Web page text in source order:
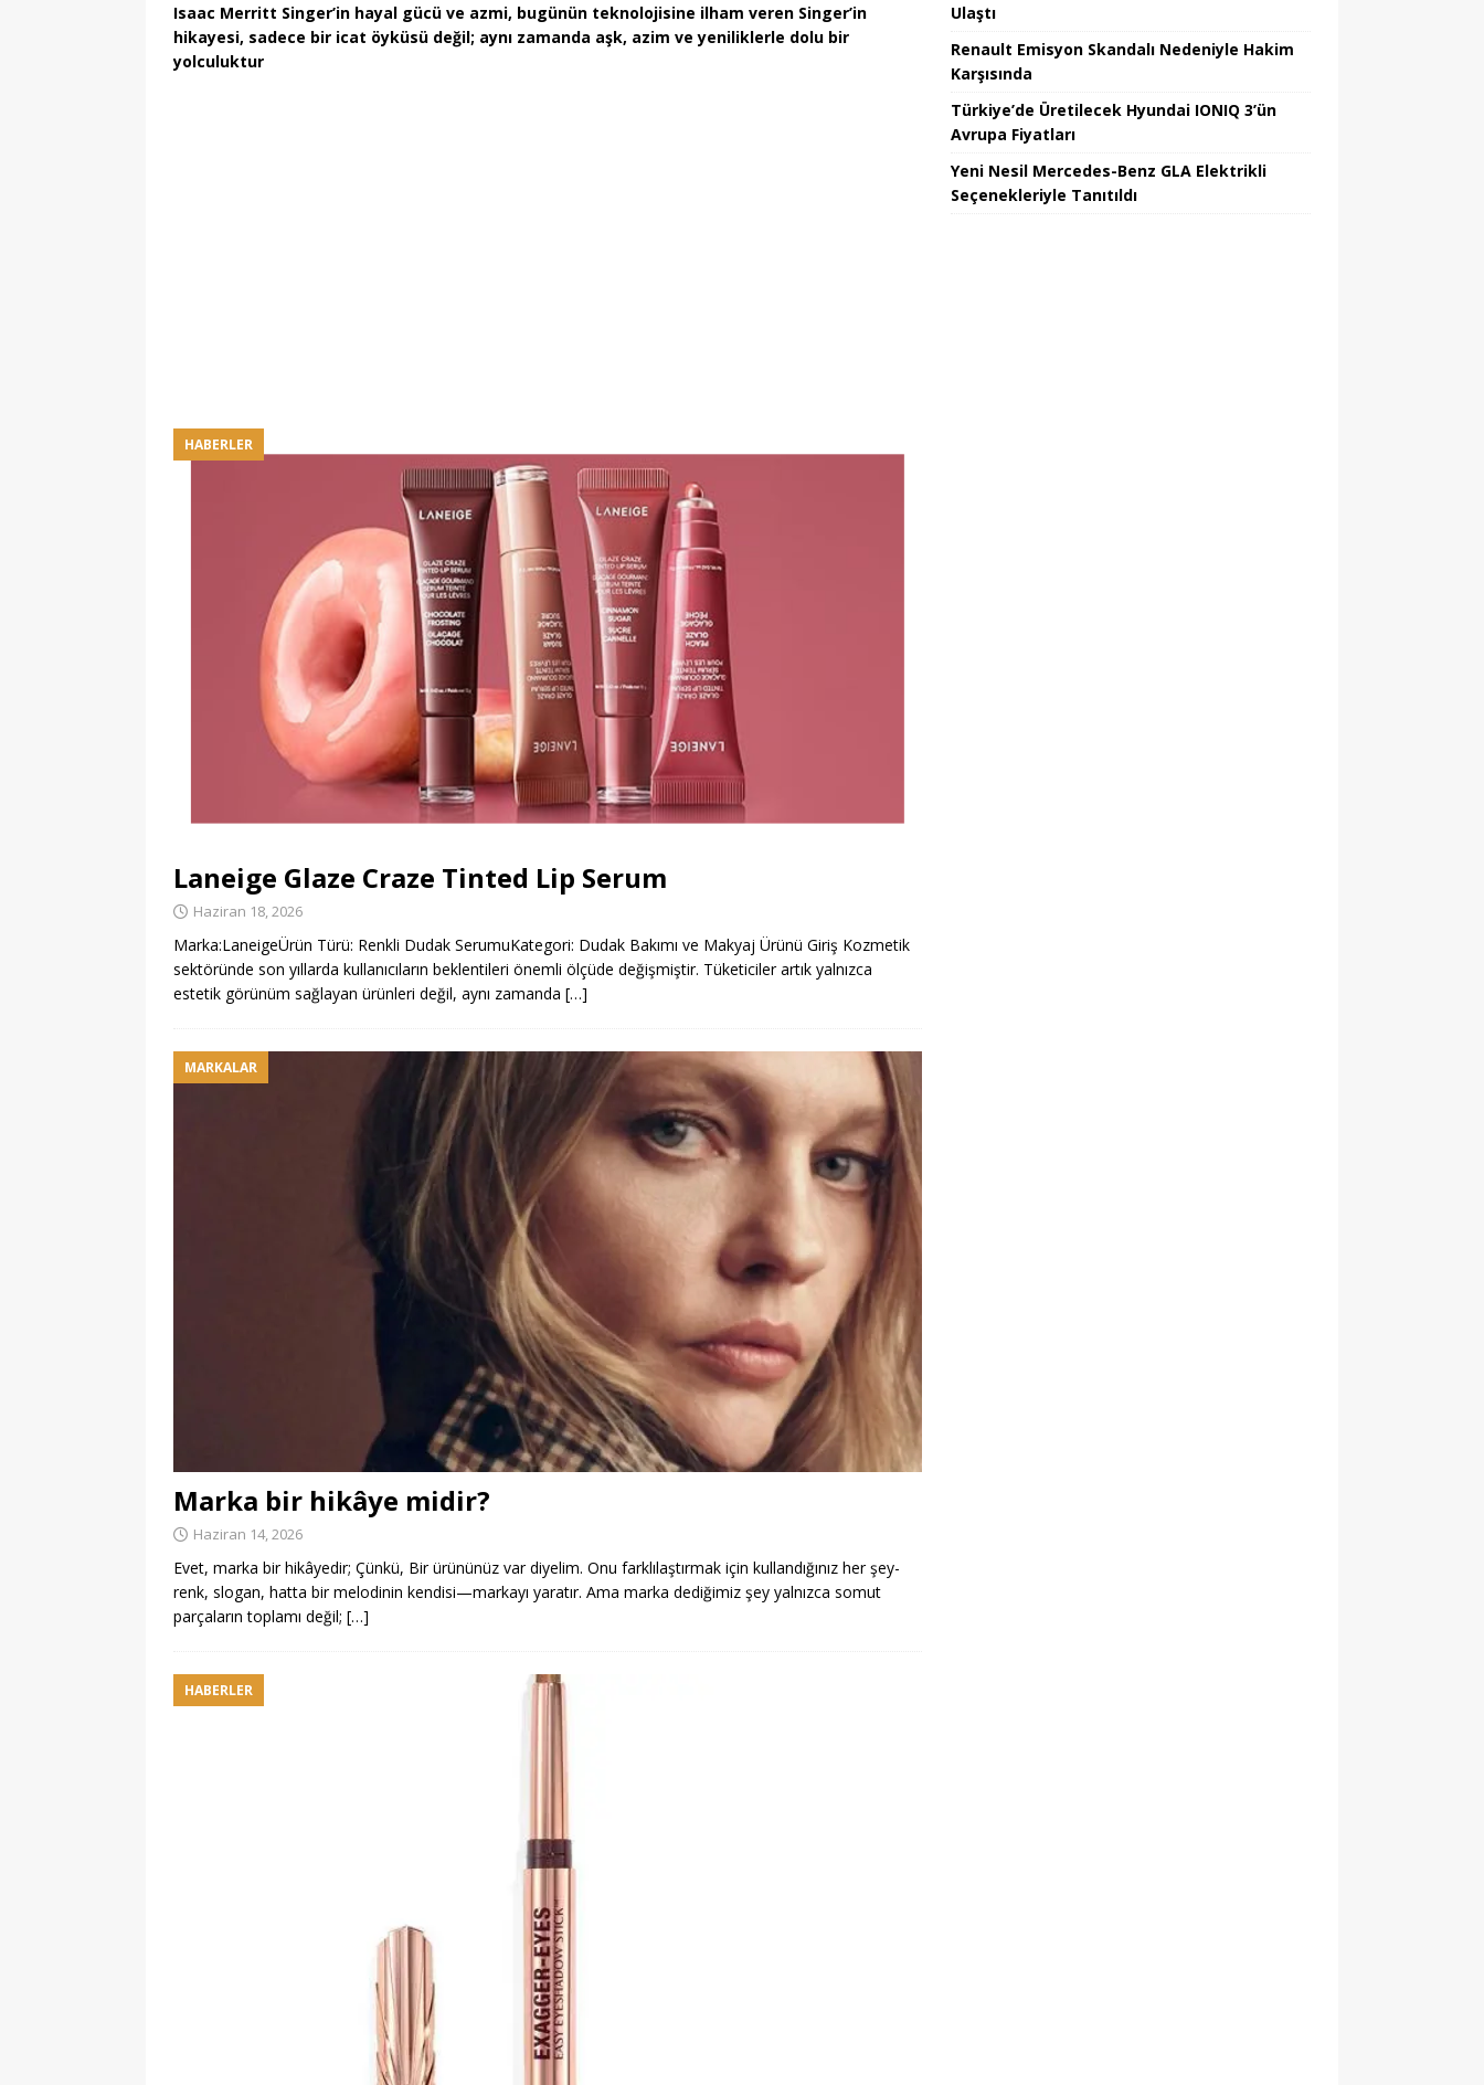
Isaac Merritt Singer’in hayal gücü ve azmi, bugünün teknolojisine ilham veren Singer’in
hikayesi, sadece bir icat öyküsü değil; aynı zamanda aşk, azim ve yeniliklerle dolu bir
yolculuktur
HABERLER
Laneige Glaze Craze Tinted Lip Serum
Haziran 18, 2026
Marka:LaneigeÜrün Türü: Renkli Dudak SerumuKategori: Dudak Bakımı ve Makyaj Ürünü Giriş Kozmetik
sektöründe son yıllarda kullanıcıların beklentileri önemli ölçüde değişmiştir. Tüketiciler artık yalnızca
estetik görünüm sağlayan ürünleri değil, aynı zamanda […]
MARKALAR
Marka bir hikâye midir?
Haziran 14, 2026
Evet, marka bir hikâyedir; Çünkü, Bir ürününüz var diyelim. Onu farklılaştırmak için kullandığınız her şey-
renk, slogan, hatta bir melodinin kendisi—markayı yaratır. Ama marka dediğimiz şey yalnızca somut
parçaların toplamı değil; […]
HABERLER
Ulaştı
Renault Emisyon Skandalı Nedeniyle Hakim
Karşısında
Türkiye’de Üretilecek Hyundai IONIQ 3’ün
Avrupa Fiyatları
Yeni Nesil Mercedes-Benz GLA Elektrikli
Seçenekleriyle Tanıtıldı